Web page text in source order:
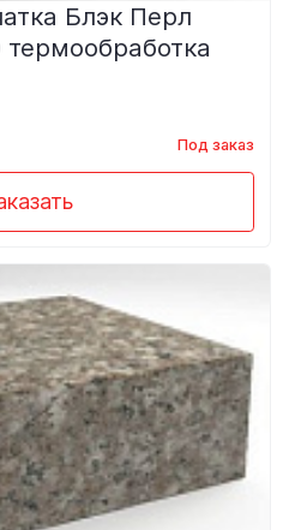
Блэк Перл
термообработка
Под заказ